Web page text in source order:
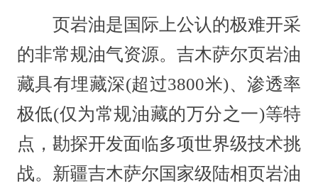
页岩油是国际上公认的极难开采
的非常规油气资源。吉木萨尔页岩油
藏具有埋藏深(超过3800米)、渗透率
极低(仅为常规油藏的万分之一)等特
点，勘探开发面临多项世界级技术挑
战。新疆吉木萨尔国家级陆相页岩油